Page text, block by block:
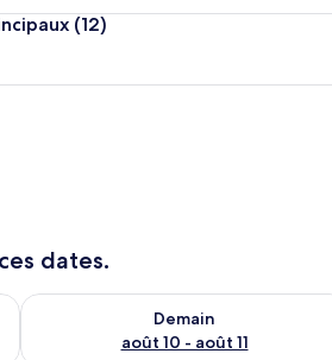
(12)
dates.
9 - août 10
Demain
août 10 - août 11
Vérifier la disponibilité pour demain